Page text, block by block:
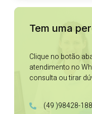
Tem uma
Clique no botão
atendimento no
consulta ou tirar
(49 )98428-